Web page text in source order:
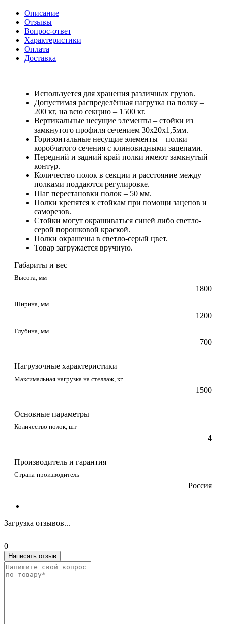
Описание
Отзывы
Вопрос-ответ
Характеристики
Оплата
Доставка
Используется для хранения различных грузов.
Допустимая распределённая нагрузка на полку –
200 кг, на всю секцию – 1500 кг.
Вертикальные несущие элементы – стойки из
замкнутого профиля сечением 30х20х1,5мм.
Горизонтальные несущие элементы – полки
коробчатого сечения с клиновидными зацепами.
Передний и задний край полки имеют замкнутый
контур.
Количество полок в секции и расстояние между
полками поддаются регулировке.
Шаг перестановки полок – 50 мм.
Полки крепятся к стойкам при помощи зацепов и
саморезов.
Стойки могут окрашиваться синей либо светло-
серой порошковой краской.
Полки окрашены в светло-серый цвет.
Товар загружается вручную.
Габариты и вес
Высота, мм
1800
Ширина, мм
1200
Глубина, мм
700
Нагрузочные характеристики
Максимальная нагрузка на стеллаж, кг
1500
Основные параметры
Количество полок, шт
4
Производитель и гарантия
Страна-производитель
Россия
Загрузка отзывов...
0
Написать отзыв